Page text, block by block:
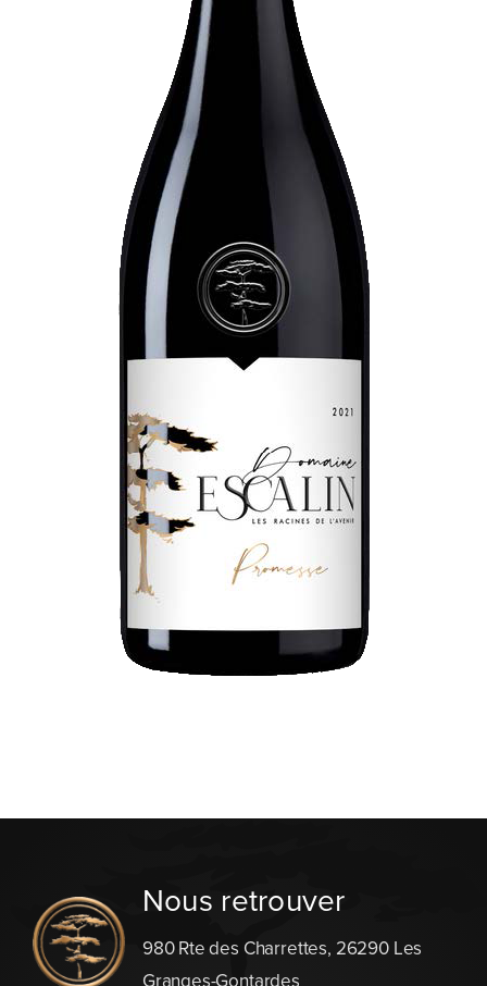
Nous retrouver
980 Rte des Charrettes, 26290 Les
Granges-Gontardes